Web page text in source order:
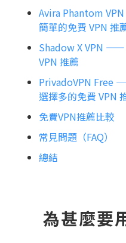
Avira Phantom
簡單的免費 VPN 推
Shadow X VPN ——
VPN 推薦
PrivadoVPN Free
選擇多的免費 VPN
免費VPN推薦比較
常見問題（FAQ）
總結
為甚麼要